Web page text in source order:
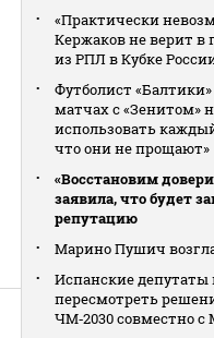
«Практически
Кержаков не верит в
из РПЛ в Кубке
Футболист
матчах с «Зенитом»
использовать
что они не прощают»
«Восстановим
заявила, что будет
репутацию
Марино Пушич
Испанские депутаты
пересмотреть
ЧМ‑2030 совместно